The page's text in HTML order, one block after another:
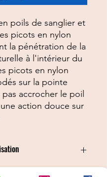
poils de sanglier et
picots en nylon
la pénétration de la
à l'intérieur du
picots en nylon
sur la pointe
accrocher le poil
action douce sur
SONT MAINTENANT